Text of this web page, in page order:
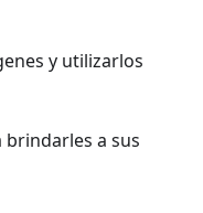
y utilizarlos
brindarles a sus